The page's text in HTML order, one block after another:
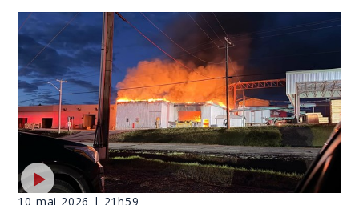
10 mai 2026 | 21h59